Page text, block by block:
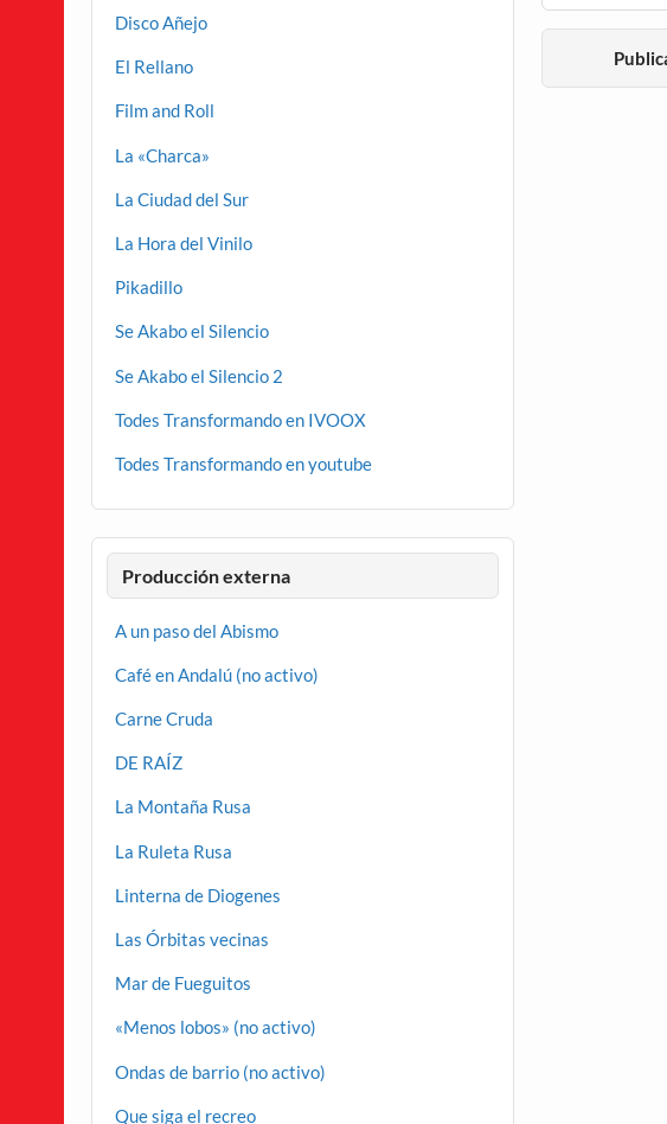
Disco Añejo
El Rellano
Film and Roll
La «Charca»
La Ciudad del Sur
La Hora del Vinilo
Pikadillo
Se Akabo el Silencio
Se Akabo el Silencio 2
Todes Transformando en IVOOX
Todes Transformando en youtube
Producción externa
A un paso del Abismo
Café en Andalú (no activo)
Carne Cruda
DE RAÍZ
La Montaña Rusa
La Ruleta Rusa
Linterna de Diogenes
Las Órbitas vecinas
Mar de Fueguitos
«Menos lobos» (no activo)
Ondas de barrio (no activo)
Que siga el recreo